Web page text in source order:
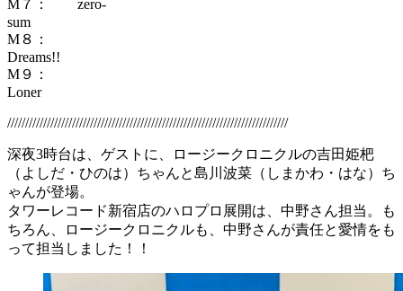
M７： zero-
M８：
M９：
//////////////////////////////////////////////////////////////////////////////
深夜3時台は、ゲストに、ロージークロニクルの吉田姫杷
（よしだ・ひのは）ちゃんと島川波菜（しまかわ・はな）ち
ゃんが登場。
タワーレコード新宿店のハロプロ展開は、中野さん担当。も
ちろん、ロージークロニクルも、中野さんが責任と愛情をも
って担当しました！！